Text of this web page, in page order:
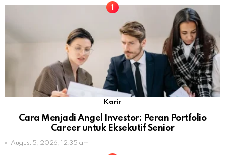
Karir
Cara Menjadi Angel Investor: Peran Portfolio
Career untuk Eksekutif Senior
August 5, 2026, 12:35 am